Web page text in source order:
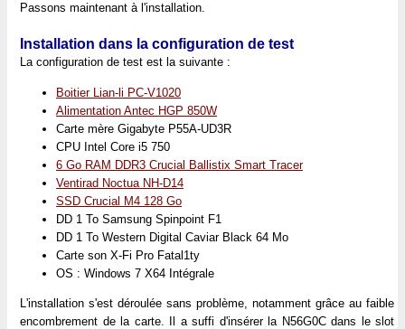
Passons maintenant à l'installation.
Installation dans la configuration de test
La configuration de test est la suivante :
Boitier Lian-li PC-V1020
Alimentation Antec HGP 850W
Carte mère Gigabyte P55A-UD3R
CPU Intel Core i5 750
6 Go RAM DDR3 Crucial Ballistix Smart Tracer
Ventirad Noctua NH-D14
SSD Crucial M4 128 Go
DD 1 To Samsung Spinpoint F1
DD 1 To Western Digital Caviar Black 64 Mo
Carte son X-Fi Pro Fatal1ty
OS : Windows 7 X64 Intégrale
L'installation s'est déroulée sans problème, notamment grâce au faible
encombrement de la carte. Il a suffi d'insérer la N56G0C dans le slot